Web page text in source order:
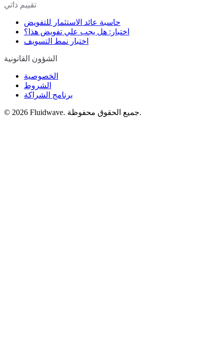
تقييم ذاتي
حاسبة عائد الاستثمار للتفويض
اختبار: هل يجب علي تفويض هذا؟
اختبار نمط التسويف
الشؤون القانونية
الخصوصية
الشروط
برنامج الشراكة
© 2026 Fluidwave. جميع الحقوق محفوظة.